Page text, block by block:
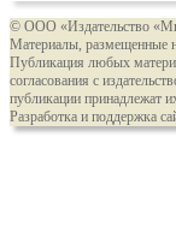
© ООО «Издательство
Материалы, размещенные
Публикация любых
согласования с
публикации принадлежат
Разработка и поддержка